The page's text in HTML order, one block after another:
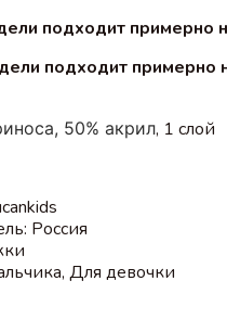
подходит примерно
подходит примерно
50% акрил, 1 слой
Россия
Для девочки